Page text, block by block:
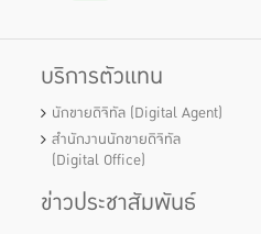
บริการตัวแทน
นักขายดิจิทัล (Digital Agent)
สำนักงานนักขายดิจิทัล
(Digital Office)
ข่าวประชาสัมพันธ์